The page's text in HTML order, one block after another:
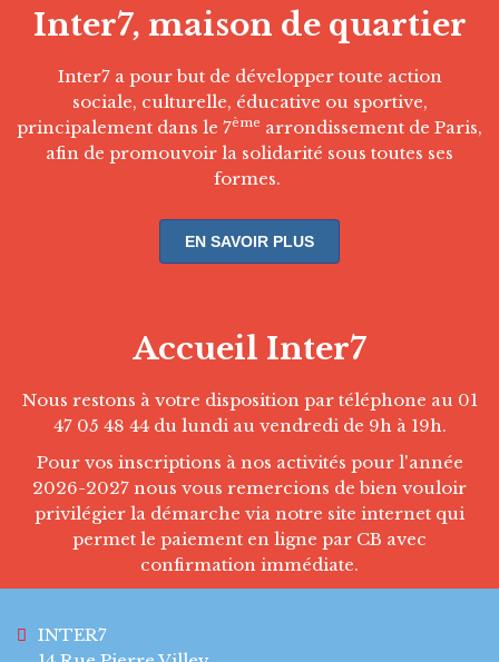
Inter7, maison de quartier
Inter7 a pour but de développer toute action
sociale, culturelle, éducative ou sportive,
principalement dans le 7ème arrondissement de Paris,
afin de promouvoir la solidarité sous toutes ses
formes.
EN SAVOIR PLUS
Accueil Inter7
Nous restons à votre disposition par téléphone au 01
47 05 48 44 du lundi au vendredi de 9h à 19h.
Pour vos inscriptions à nos activités pour l'année
2026-2027 nous vous remercions de bien vouloir
privilégier la démarche via notre site internet qui
permet le paiement en ligne par CB avec
confirmation immédiate.
INTER7